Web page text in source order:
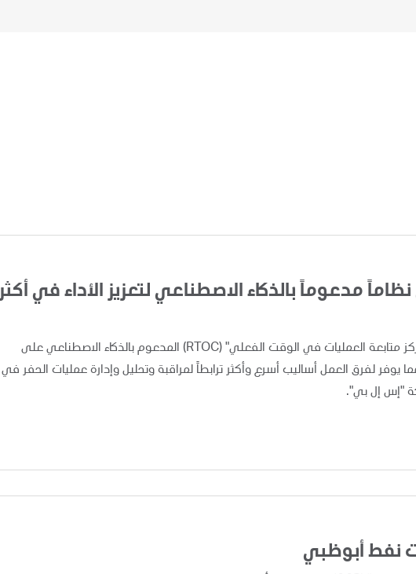
مدعوماً بالذكاء الاصطناعي لتعزيز الأداء في أكثر
أعلنت "أدنوك" اليوم عن تطبيق ونشر نظام "مركز متابعة العمليات في الوقت الفعلي" (RTOC) المدعوم بالذكاء الاصطناعي على
أكثر من 120 منصة حفر، مما يوفر لفرق العمل أساليب أسرع وأكثر ترابطاً لمراقبة وتحليل وإدارة عمليات الحفر في
"إس إل بي".
نفط أبوظبي